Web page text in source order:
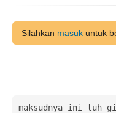
Silahkan masuk untuk
maksudnya ini tuh